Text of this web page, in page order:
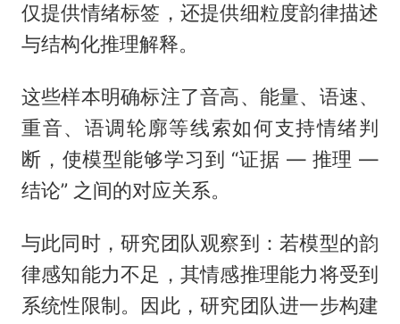
仅提供情绪标签，还提供细粒度韵律描述
与结构化推理解释。
这些样本明确标注了音高、能量、语速、
重音、语调轮廓等线索如何支持情绪判
断，使模型能够学习到 “证据 — 推理 —
结论” 之间的对应关系。
与此同时，研究团队观察到：若模型的韵
律感知能力不足，其情感推理能力将受到
系统性限制。因此，研究团队进一步构建